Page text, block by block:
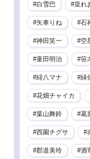
白雪巴 皇れ
矢車りね 石
神田笑一 空
童田明治 笹
緋八マナ 緑
花畑チャイカ
葉山舞鈴 葛
西園チグサ
郡道美玲 酒